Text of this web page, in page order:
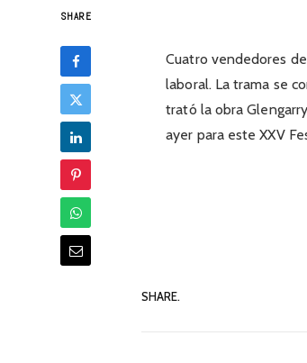
SHARE
Cuatro vendedores
laboral. La trama se
trató la obra
ayer para este XXV
SHARE.